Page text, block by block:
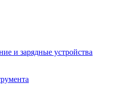
и зарядные устройства